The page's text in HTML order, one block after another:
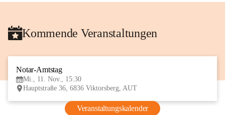
Kommende Veranstaltungen
Notar-Amtstag
Mi., 11. Nov., 15:30
Hauptstraße 36, 6836 Viktorsberg, AUT
Veranstaltungskalender